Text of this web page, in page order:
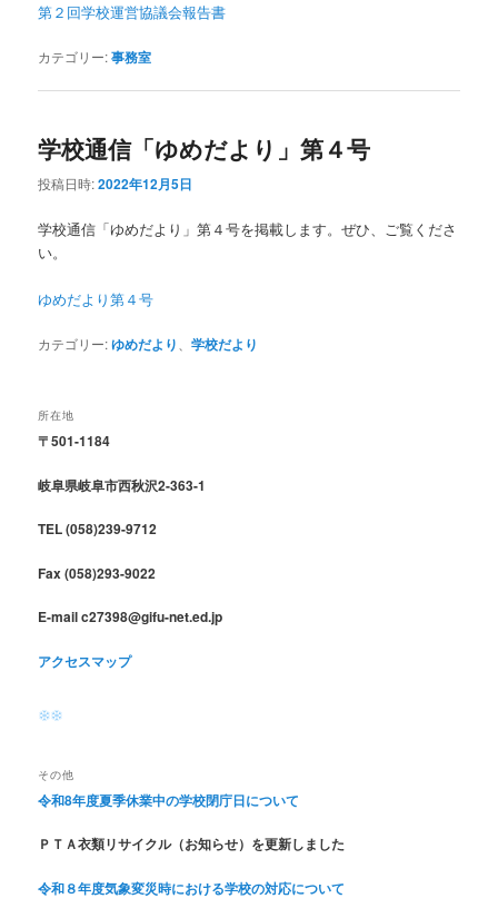
第２回学校運営協議会報告書
カテゴリー:事務室
学校通信「ゆめだより」第４号
投稿日時:2022年12月5日
学校通信「ゆめだより」第４号を掲載します。ぜひ、ご覧くださ
い。
ゆめだより第４号
カテゴリー:ゆめだより 、学校だより
所在地
〒501-1184
岐阜県岐阜市西秋沢2-363-1
TEL (058)239-9712
Fax (058)293-9022
E-mail c27398@gifu-net.ed.jp
アクセスマップ
その他
令和8年度夏季休業中の学校閉庁日について
ＰＴＡ衣類リサイクル（お知らせ）を更新しました
令和８年度気象変災時における学校の対応について